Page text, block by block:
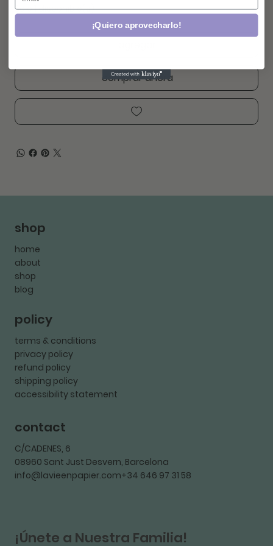
Solo 1 disponible(s)
comprar ahora
shop
home
about
shop
blog
policy
terms & conditions
privacy policy
refund policy
shipping policy
accessibility statement
contact
C/CADENES, 6
08960 Sant Just Desvern, Barcelona
info@lavieenpapier.com+34 646 97 31 58
¡Únete a Nuestra Familia!
¡Quiero aprovecharlo!